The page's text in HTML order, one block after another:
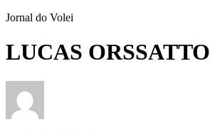
Jornal do Volei
LUCAS ORSSATTO